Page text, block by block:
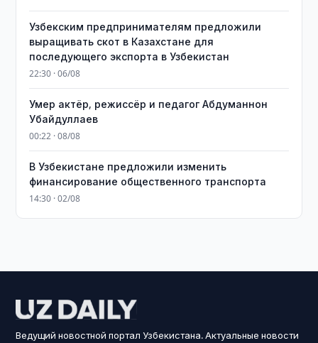
Узбекским предпринимателям предложили
выращивать скот в Казахстане для
последующего экспорта в Узбекистан
22:30 · 06/08
Умер актёр, режиссёр и педагог Абдуманнон
Убайдуллаев
00:22 · 08/08
В Узбекистане предложили изменить
финансирование общественного транспорта
14:30 · 02/08
Ведущий новостной портал Узбекистана. Актуальные новости